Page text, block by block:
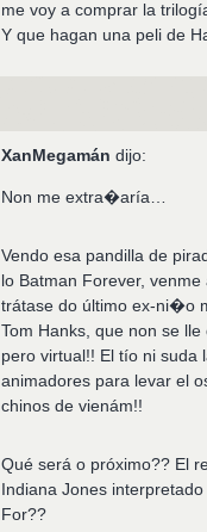
me voy a comprar la
Y que hagan una peli de
XanMegamán dijo:
Non me extra�aría…
Vendo esa pandilla de
lo Batman Forever,
trátase do último ex-ni�o
Tom Hanks, que non se
pero virtual!! El tío ni suda
animadores para levar el
chinos de vienám!!
Qué será o próximo?? El
Indiana Jones
For??